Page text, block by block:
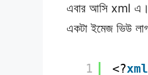
এবার আসি xml এ।
একটা ইমেজ ভিউ
1
<?xml